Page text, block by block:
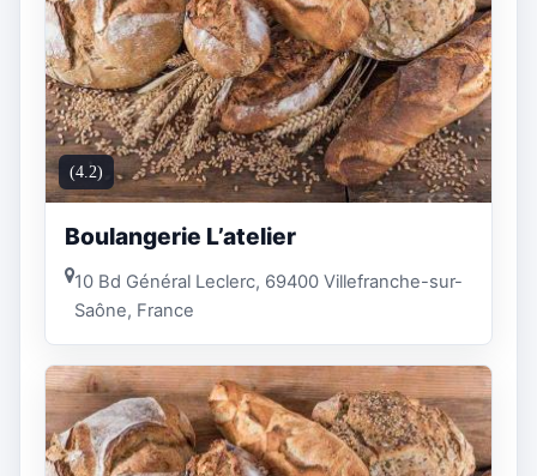
(4.2)
Boulangerie L’atelier
10 Bd Général Leclerc, 69400 Villefranche-sur-
Saône, France